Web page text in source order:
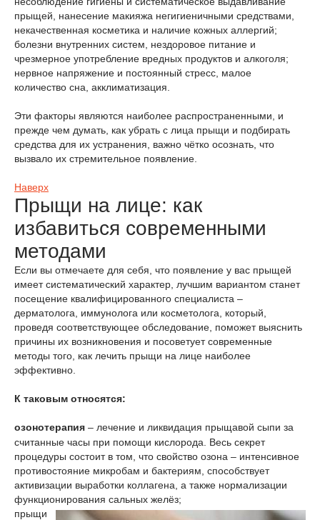
прыщей, нанесение макияжа негигиеничными средствами,
некачественная косметика и наличие кожных аллергий;
болезни внутренних систем, нездоровое питание и
чрезмерное употребление вредных продуктов и алкоголя;
нервное напряжение и постоянный стресс, малое
количество сна, акклиматизация.
Эти факторы являются наиболее распространенными, и
прежде чем думать, как убрать с лица прыщи и подбирать
средства для их устранения, важно чётко осознать, что
вызвало их стремительное появление.
Наверх
Прыщи на лице: как
избавиться современными
методами
Если вы отмечаете для себя, что появление у вас прыщей
имеет систематический характер, лучшим вариантом станет
посещение квалифицированного специалиста –
дерматолога, иммунолога или косметолога, который,
проведя соответствующее обследование, поможет выяснить
причины их возникновения и посоветует современные
методы того, как лечить прыщи на лице наиболее
эффективно.
К таковым относятся:
озонотерапия – лечение и ликвидация прыщавой сыпи за
считанные часы при помощи кислорода. Весь секрет
процедуры состоит в том, что свойство озона – интенсивное
противостояние микробам и бактериям, способствует
активизации выработки коллагена, а также нормализации
функционирования сальных желёз;
прыщи